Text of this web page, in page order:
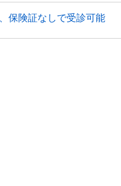
保険証なしで受診可能